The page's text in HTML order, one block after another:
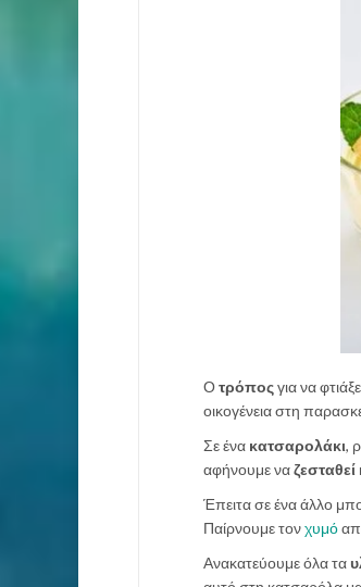
Οτρόποςγια να
οικογένεια στη
Σε ένα κατσαρολάκι,
αφήνουμε ναζεσταθεί
Έπειτα σε ένα άλλο
Παίρνουμε τονχυμό
Ανακατεύουμε όλα τα